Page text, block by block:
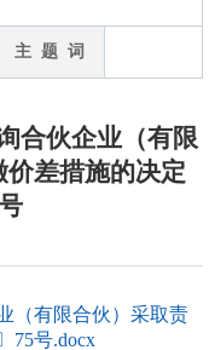
主 题 词
合伙企业（有限
差措施的决定
（有限合伙）采取责
75号.docx